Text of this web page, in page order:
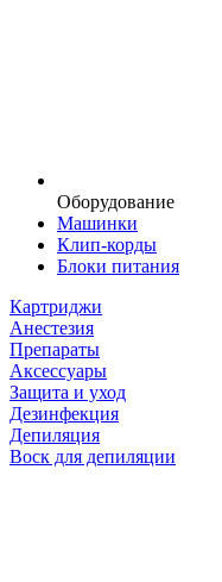
Оборудование
Машинки
Клип-корды
Блоки питания
Картриджи
Анестезия
Препараты
Аксессуары
Защита и уход
Дезинфекция
Депиляция
Воск для депиляции